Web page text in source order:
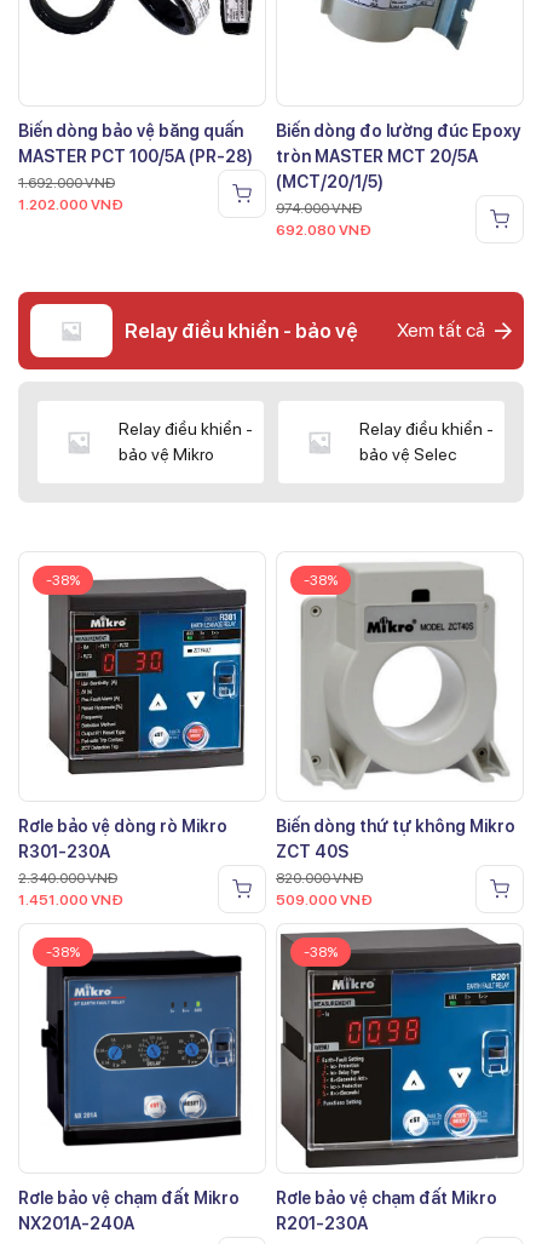
Biến dòng bảo vệ băng quấn
MASTER PCT 100/5A (PR-28)
1.692.000VNĐ
1.202.000 VNĐ
Biến dòng đo lường đúc Epoxy
tròn MASTER MCT 20/5A
(MCT/20/1/5)
974.000VNĐ
692.080 VNĐ
Relay điều khiển - bảo vệ Xem tất cả
Relay điều khiển -
bảo vệ Mikro
Relay điều khiển -
bảo vệ Selec
-38%
Rơle bảo vệ dòng rò Mikro
R301-230A
2.340.000VNĐ
1.451.000 VNĐ
-38%
Biến dòng thứ tự không Mikro
ZCT 40S
820.000VNĐ
509.000 VNĐ
-38%
Rơle bảo vệ chạm đất Mikro
NX201A-240A
-38%
Rơle bảo vệ chạm đất Mikro
R201-230A